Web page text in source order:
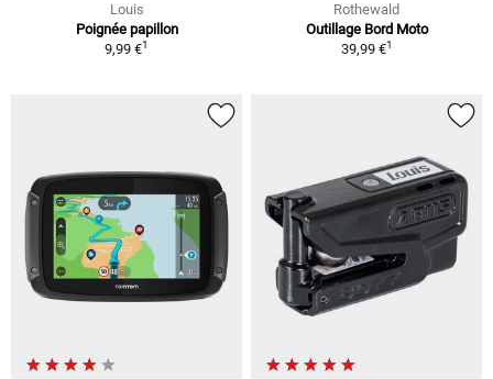
Louis
Poignée papillon
9,99 €1
Rothewald
Outillage Bord Moto
39,99 €1